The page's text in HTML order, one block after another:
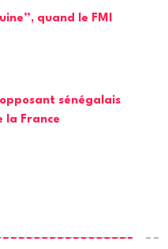
quand le FMI
sénégalais
la France